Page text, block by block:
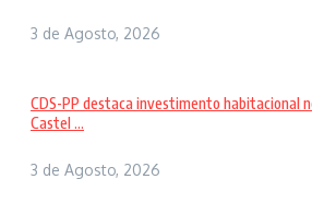
3 de Agosto, 2026
CDS-PP destaca investimento habitacional
Castel ...
3 de Agosto, 2026